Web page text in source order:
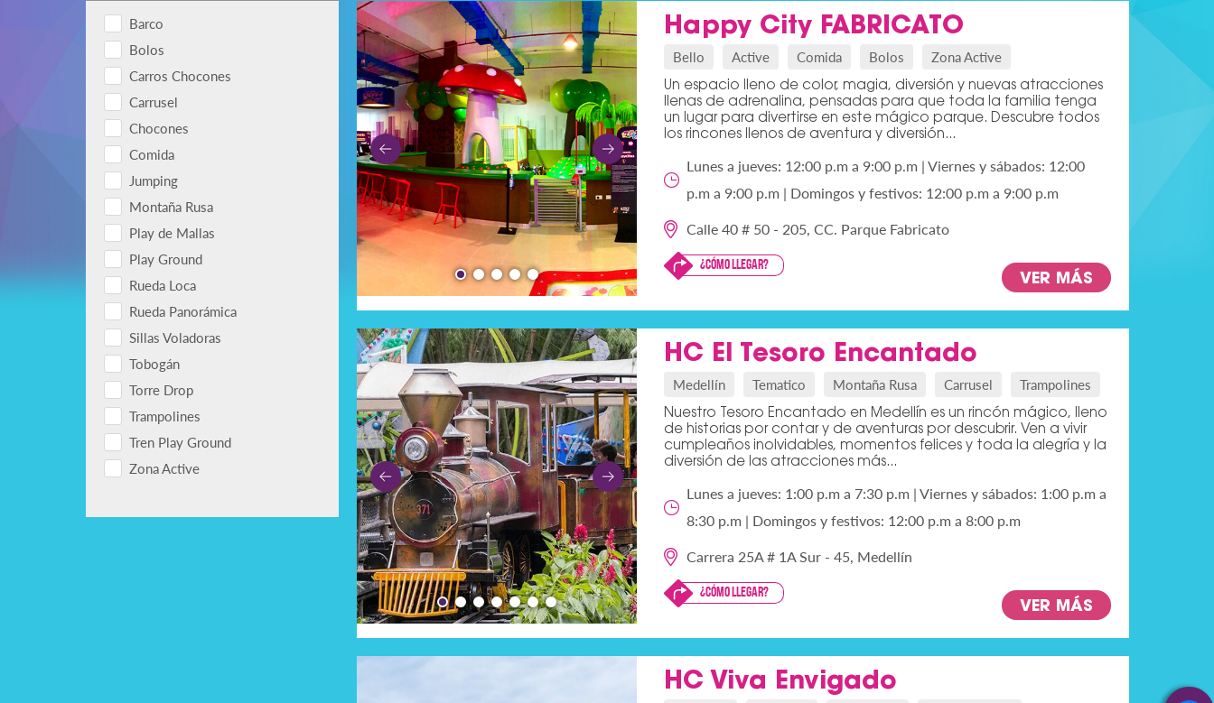
Barco
Bolos
Carros Chocones
Carrusel
Chocones
Comida
Jumping
Montaña Rusa
Play de Mallas
Play Ground
Rueda Loca
Rueda Panorámica
Sillas Voladoras
Tobogán
Torre Drop
Trampolines
Tren Play Ground
Zona Active
Happy City FABRICATO
Bello Active Comida Bolos Zona Active
Un espacio lleno de color, magia, diversión y nuevas atracciones
llenas de adrenalina, pensadas para que toda la familia tenga
un lugar para divertirse en este mágico parque. Descubre todos
los rincones llenos de aventura y diversión...
Lunes a jueves: 12:00 p.m a 9:00 p.m | Viernes y sábados: 12:00
p.m a 9:00 p.m | Domingos y festivos: 12:00 p.m a 9:00 p.m
Calle 40 # 50 - 205, CC. Parque Fabricato
¿Cómo llegar?
VER MÁS
HC El Tesoro Encantado
Medellín Tematico Montaña Rusa Carrusel Trampolines
Nuestro Tesoro Encantado en Medellín es un rincón mágico, lleno
de historias por contar y de aventuras por descubrir. Ven a vivir
cumpleaños inolvidables, momentos felices y toda la alegría y la
diversión de las atracciones más...
Lunes a jueves: 1:00 p.m a 7:30 p.m | Viernes y sábados: 1:00 p.m a
8:30 p.m | Domingos y festivos: 12:00 p.m a 8:00 p.m
Carrera 25A # 1A Sur - 45, Medellín
¿Cómo llegar?
VER MÁS
HC Viva Envigado